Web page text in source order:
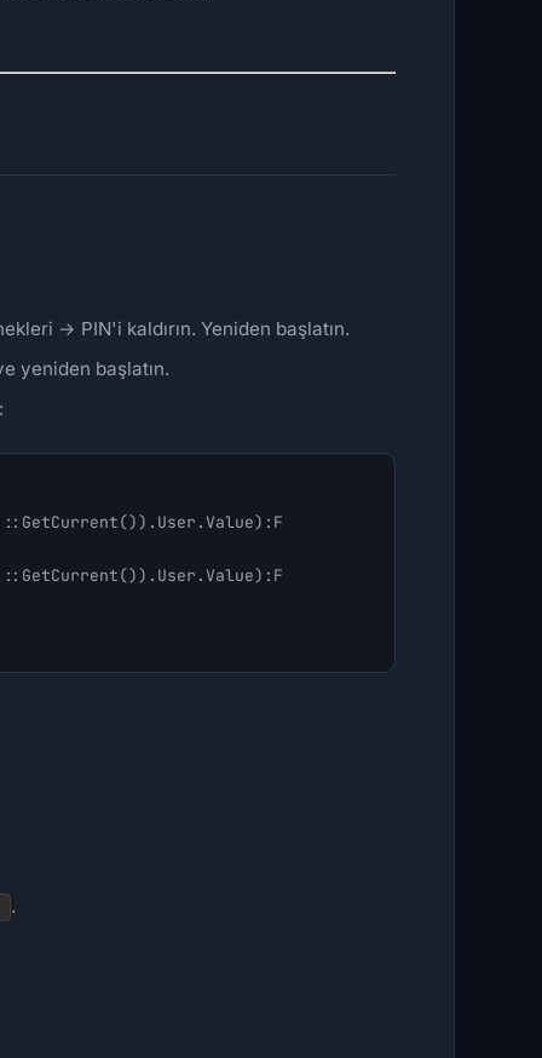
→ PIN'i kaldırın. Yeniden başlatın.
yeniden başlatın.
.